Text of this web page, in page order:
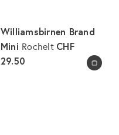
In den Warenkorb legen
Williamsbirnen Brand
Mini Rochelt CHF
29.50